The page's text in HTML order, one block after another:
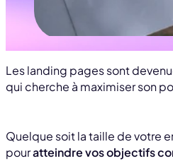
Les landing pages sont
qui cherche à maximiser son
Quelque soit la taille de votre
pouratteindre vos objectifs